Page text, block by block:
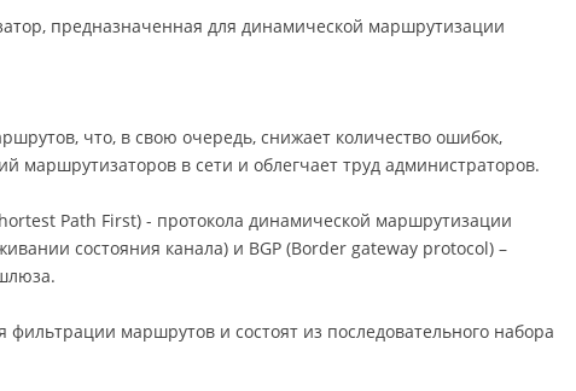
предназначенная для динамической маршрутизации
что, в свою очередь, снижает количество ошибок,
маршрутизаторов в сети и облегчает труд администраторов.
Path First) - протокола динамической маршрутизации
состояния канала) и BGP (Border gateway protocol) –
маршрутов и состоят из последовательного набора